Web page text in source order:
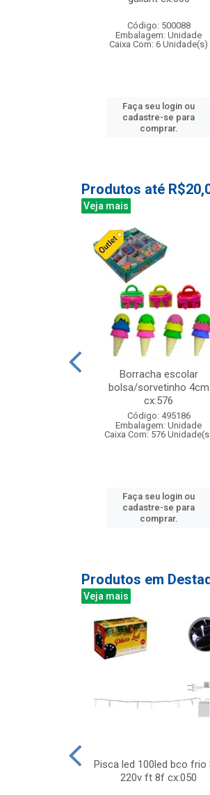
Código: 500088
Embalagem: Unidade
Caixa Com: 6 Unidade(s)
Faça seu login ou
cadastre-se para
comprar.
Produtos até
Veja mais
Borracha escolar
bolsa/sorvetinho 4cm
cx:576
Código: 495186
Embalagem: Unidade
Caixa Com: 576
Faça seu login ou
cadastre-se para
comprar.
Produtos em
Veja mais
Pisca led 100led bco frio
220v ft 8f cx:050